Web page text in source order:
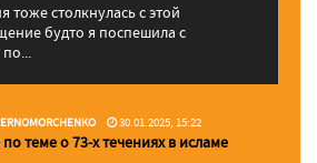
тоже столкнулась с этой
будто я поспешила с
30.01.2025, 15:22
теме о 73-х течениях в исламе